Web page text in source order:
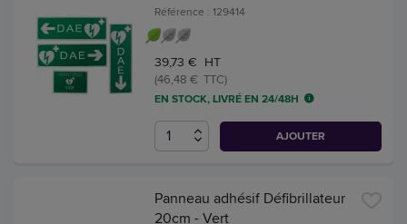
Référence : 129414
39,73 € HT
(46,48 € TTC)
EN STOCK, LIVRÉ EN 24/48H
AJOUTER
Panneau adhésif Défibrillateur
20cm - Vert